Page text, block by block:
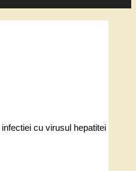
cu virusul hepatitei